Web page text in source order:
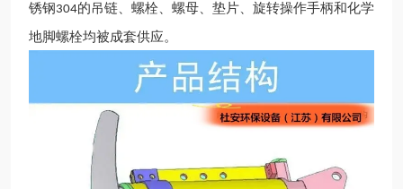
锈钢304的吊链、螺栓、螺母、垫片、旋转操作手柄和化学
地脚螺栓均被成套供应。